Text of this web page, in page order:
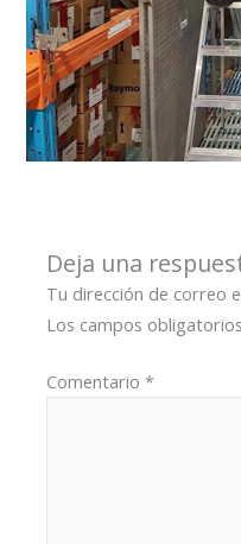
Deja una
Tu dirección de correo
Los campos
Comentario*